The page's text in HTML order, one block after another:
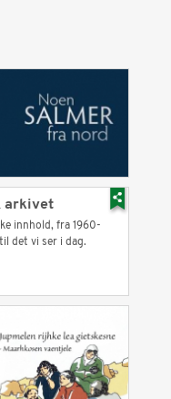
arkivet
innhold, fra 1960-
det vi ser i dag.